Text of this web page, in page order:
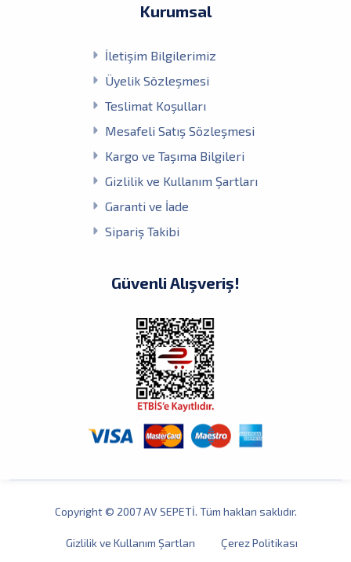
Kurumsal
İletişim Bilgilerimiz
Üyelik Sözleşmesi
Teslimat Koşulları
Mesafeli Satış Sözleşmesi
Kargo ve Taşıma Bilgileri
Gizlilik ve Kullanım Şartları
Garanti ve İade
Sipariş Takibi
Güvenli Alışveriş!
Copyright © 2007 AV SEPETİ. Tüm hakları saklıdır.
Gizlilik ve Kullanım Şartları Çerez Politikası